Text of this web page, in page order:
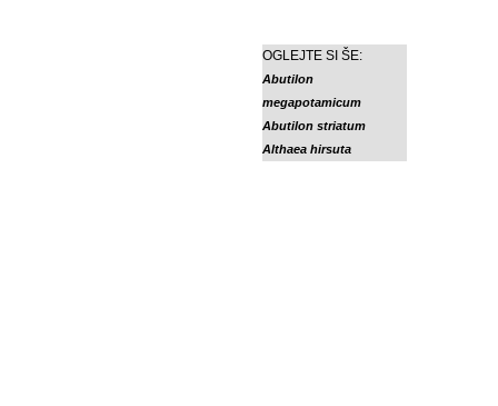
OGLEJTE SI ŠE:
Abutilon
megapotamicum
Abutilon striatum
Althaea hirsuta